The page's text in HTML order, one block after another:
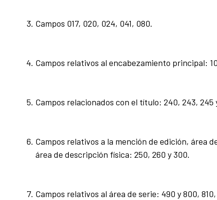
Campos 017, 020, 024, 041, 080.
Campos relativos al encabezamiento principal:
Campos relacionados con el título: 240, 243, 245
Campos relativos a la mención de edición, área
área de descripción física: 250, 260 y 300.
Campos relativos al área de serie: 490 y 800, 810,